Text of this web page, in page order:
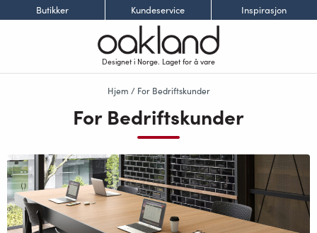
Butikker Kundeservice Inspirasjon
Designet i Norge. Laget for å vare
Hjem / For Bedriftskunder
For Bedriftskunder